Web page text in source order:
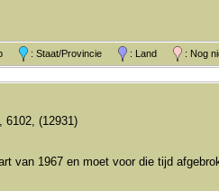
: Staat/Provincie : Land : Nog
6102, (12931)
van 1967 en moet voor die tijd